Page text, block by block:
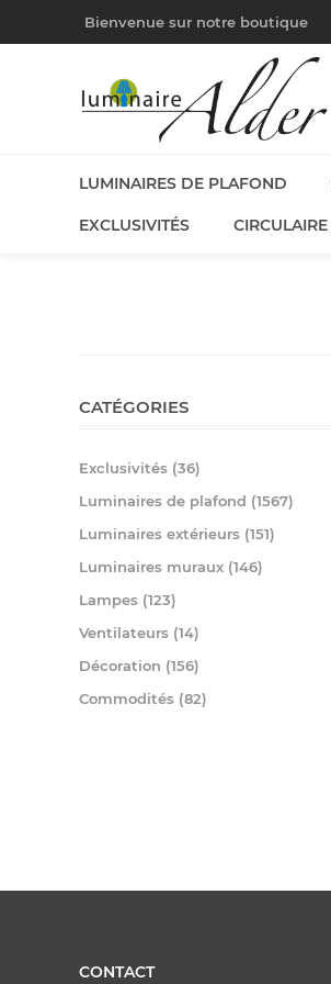
Bienvenue sur notre boutique
LUMINAIRES DE PLAFOND
EXCLUSIVITÉS CIRCULAIRE
CATÉGORIES
Exclusivités (36)
Luminaires de plafond (1567)
Luminaires extérieurs (151)
Luminaires muraux (146)
Lampes (123)
Ventilateurs (14)
Décoration (156)
Commodités (82)
CONTACT